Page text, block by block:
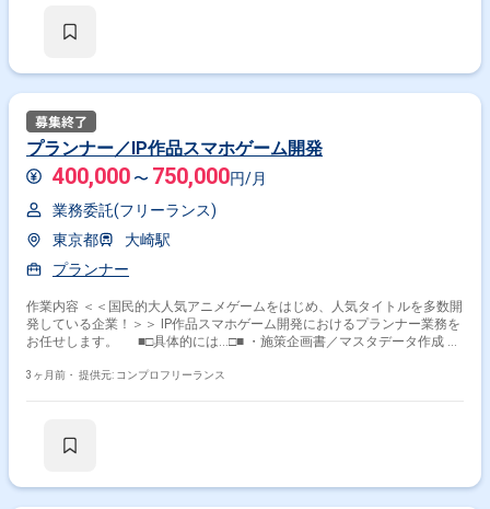
プランナー／IP作品スマホゲーム開発
400,000 〜 750,000円/月
業務委託(フリーランス)
東京都
大崎駅
プランナー
作業内容 ＜＜国民的大人気アニメゲームをはじめ、人気タイトルを多数開
発している企業！＞＞ IP作品スマホゲーム開発におけるプランナー業務を
お任せします。 ■□具体的には…□■ ・施策企画書／マスタデータ作成 ・
す！＞ ・ゲーム開発に企画段階から携わりたい方 ・ユーザーを楽しませ
3ヶ月前・ 提供元: コンプロフリーランス